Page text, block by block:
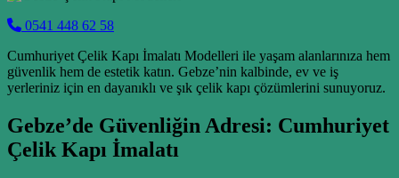
0541 448 62 58
Cumhuriyet Çelik Kapı İmalatı Modelleri ile yaşam alanlarınıza hem
güvenlik hem de estetik katın. Gebze’nin kalbinde, ev ve iş
yerleriniz için en dayanıklı ve şık çelik kapı çözümlerini sunuyoruz.
Gebze’de Güvenliğin Adresi: Cumhuriyet
Çelik Kapı İmalatı